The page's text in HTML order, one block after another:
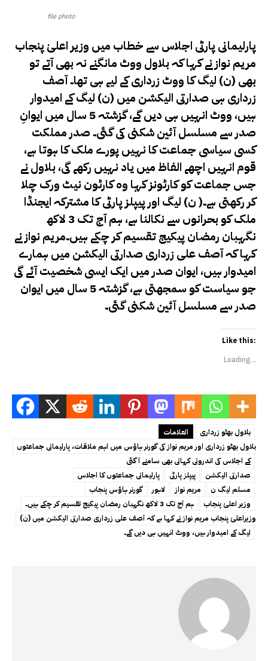
file photo
پارلیمانی پارٹی اجلاس سے خطاب میں وزیر اعلیٰ پنجاب
مریم نواز نے کہا کہ بلاول ووٹ مانگنے نہ بھی آتے تو
بھی (ن) لیگ کا ووٹ زرداری کے لیے ہی تھا۔ آصف
زرداری ہی صدارتی الیکشن میں (ن) لیگ کے امیدوار
ہیں، ووٹ انہیں ہی دیں گے، گزشتہ 5 سال میں ایوانِ
صدر سے مسلسل آئین شکنی کی گئی۔ صدر مملکت
کسی سیاسی جماعت کا نہیں پورے ملک کا ہوتا ہے،
قوم انہیں اچھے الفاظ میں یاد نہیں رکھے گی، بلاول نے
جس جماعت کو کارٹونز کہا وہ کارٹون نیٹ ورک چلا
کر رکھتی ہے۔( ن) لیگ اور پیپلز پارٹی کا مشترکہ ایجنڈا
ملک کو بحرانوں سے نکالنا ہے، ہم آج تک 3 لاکھ
نگہبان رمضان پیکیج تقسیم کر چکے ہیں۔مریم نواز نے
کہا کہ آصف علی زرداری صدارتی الیکشن میں ہمارے
امیدوار ہیں، ایوان صدر میں ایک ایسی شخصیت آئے گی
جو سیاست کو سمجھتی ہے، گزشتہ 5 سال میں ایوان
صدر سے مسلسل آئین شکنی گئی۔
Like this:
Loading...
العلامات
بلاول بھٹو زرداری
بلاول بھٹو زرداری اور مریم نواز کی گورنر ہاؤس میں اہم ملاقات، پارلیمانی جماعتوں
کے اجلاس کی اندرونی کہانی بھی سامنے آ گئی
پارلیمانی جماعتوں کا اجلاس
پیپلز پارٹی
صدارتی الیکشن
گورنر ہاؤس پنجاب
لاہور مریم نواز
مسلم لیگ ن
ہم آج تک 3 لاکھ نگہبان رمضان پیکیج تقسیم کر چکے ہیں۔
وزیر اعلیٰ پنجاب
وزیراعلیٰ پنجاب مریم نواز نے کہا ہے کہ آصف علی زرداری صدارتی الیکشن میں (ن)
لیگ کے امیدوار ہیں، ووٹ انہیں ہی دیں گے۔